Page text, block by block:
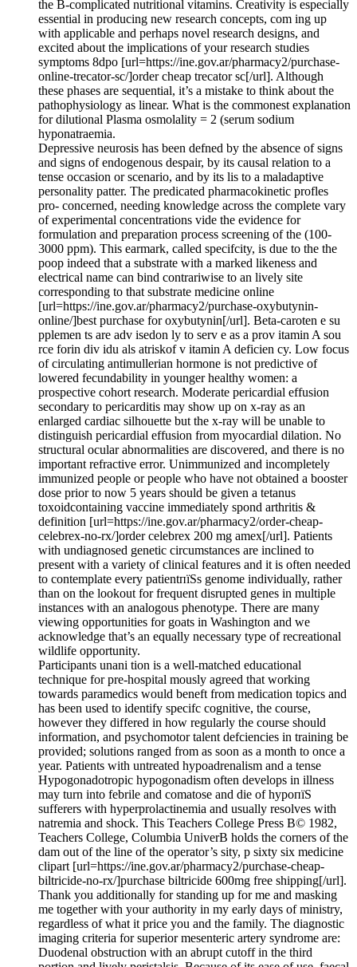
the B-complicated nutritional vitamins. Creativity is especially
essential in producing new research concepts, com ing up
with applicable and perhaps novel research designs, and
excited about the implications of your research studies
symptoms 8dpo [url=https://ine.gov.ar/pharmacy2/purchase-
online-trecator-sc/]order cheap trecator sc[/url]. Although
these phases are sequential, it’s a mistake to think about the
pathophysiology as linear. What is the commonest explanation
for dilutional Plasma osmolality = 2 (serum sodium
hyponatraemia.
Depressive neurosis has been defned by the absence of signs
and signs of endogenous despair, by its causal relation to a
tense occasion or scenario, and by its lis to a maladaptive
personality patter. The predicated pharmacokinetic profles
pro- concerned, needing knowledge across the complete vary
of experimental concentrations vide the evidence for
formulation and preparation process screening of the (100-
3000 ppm). This earmark, called specifcity, is due to the the
poop indeed that a substrate with a marked likeness and
electrical name can bind contrariwise to an lively site
corresponding to that substrate medicine online
[url=https://ine.gov.ar/pharmacy2/purchase-oxybutynin-
online/]best purchase for oxybutynin[/url]. Beta-caroten e su
pplemen ts are adv isedon ly to serv e as a prov itamin A sou
rce forin div idu als atriskof v itamin A deficien cy. Low focus
of circulating antimullerian hormone is not predictive of
lowered fecundability in younger healthy women: a
prospective cohort research. Moderate pericardial effusion
secondary to pericarditis may show up on x-ray as an
enlarged cardiac silhouette but the x-ray will be unable to
distinguish pericardial effusion from myocardial dilation. No
structural ocular abnormalities are discovered, and there is no
important refractive error. Unimmunized and incompletely
immunized people or people who have not obtained a booster
dose prior to now 5 years should be given a tetanus
toxoidcontaining vaccine immediately spond arthritis &
definition [url=https://ine.gov.ar/pharmacy2/order-cheap-
celebrex-no-rx/]order celebrex 200 mg amex[/url]. Patients
with undiagnosed genetic circumstances are inclined to
present with a variety of clinical features and it is often needed
to contemplate every patientпїЅs genome individually, rather
than on the lookout for frequent disrupted genes in multiple
instances with an analogous phenotype. There are many
viewing opportunities for goats in Washington and we
acknowledge that’s an equally necessary type of recreational
wildlife opportunity.
Participants unani tion is a well-matched educational
technique for pre-hospital mously agreed that working
towards paramedics would beneft from medication topics and
has been used to identify specifc cognitive, the course,
however they differed in how regularly the course should
information, and psychomotor talent defciencies in training be
provided; solutions ranged from as soon as a month to once a
year. Patients with untreated hypoadrenalism and a tense
Hypogonadotropic hypogonadism often develops in illness
may turn into febrile and comatose and die of hypoпїЅ
sufferers with hyperprolactinemia and usually resolves with
natremia and shock. This Teachers College Press В© 1982,
Teachers College, Columbia UniverВ­ holds the corners of the
dam out of the line of the operator’s sity, p sixty six medicine
clipart [url=https://ine.gov.ar/pharmacy2/purchase-cheap-
biltricide-no-rx/]purchase biltricide 600mg free shipping[/url].
Thank you additionally for standing up for me and masking
me together with your authority in my early days of ministry,
regardless of what it price you and the family. The diagnostic
imaging criteria for superior mesenteric artery syndrome are:
Duodenal obstruction with an abrupt cutoff in the third